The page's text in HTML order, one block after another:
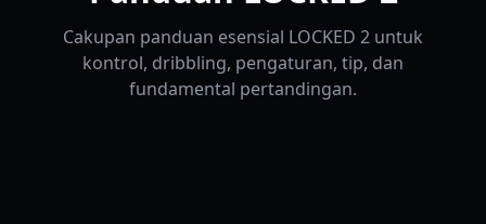
Cakupan panduan esensial LOCKED 2 untuk
kontrol, dribbling, pengaturan, tip, dan
fundamental pertandingan.